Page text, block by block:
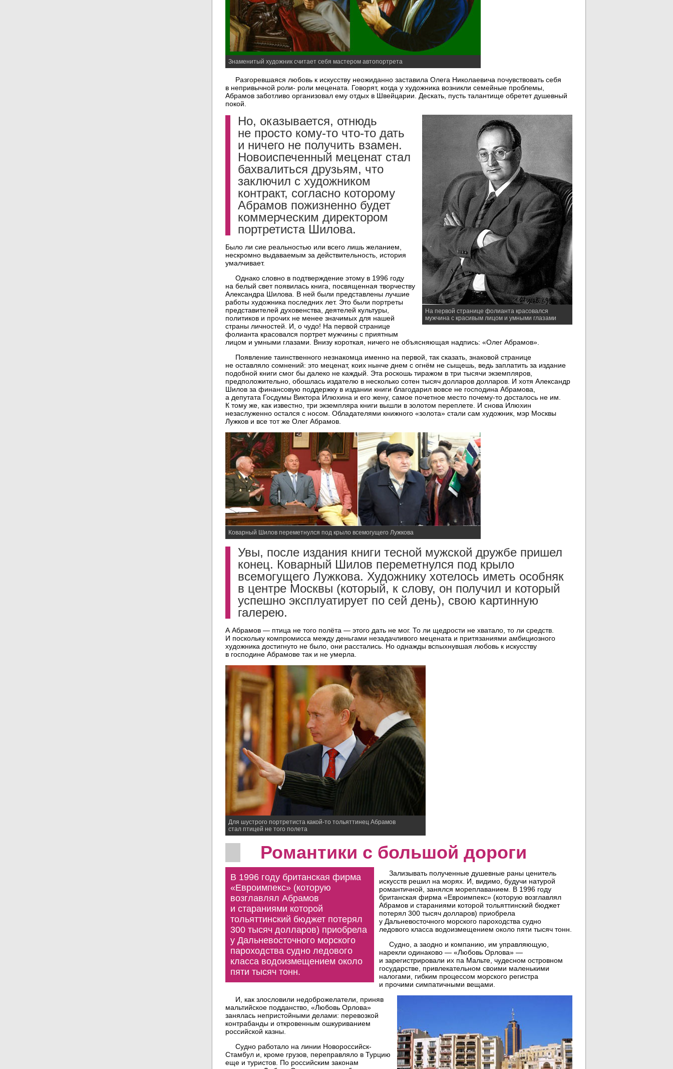
Знаменитый художник считает себя мастером автопортрета
Разгоревшаяся любовь к искусству неожиданно заставила Олега Николаевича почувствовать себя
в непривычной роли- роли мецената. Говорят, когда у художника возникли семейные проблемы,
Абрамов заботливо организовал ему отдых в Швейцарии. Дескать, пусть талантище обретет душевный
покой.
На первой странице фолианта красовался
мужчина с красивым лицом и умными глазами
Но, оказывается, отнюдь
не просто кому-то что-то дать
и ничего не получить взамен.
Новоиспеченный меценат стал
бахвалиться друзьям, что
заключил с художником
контракт, согласно которому
Абрамов пожизненно будет
коммерческим директором
портретиста Шилова.
Было ли сие реальностью или всего лишь желанием,
нескромно выдаваемым за действительность, история
умалчивает.
Однако словно в подтверждение этому в 1996 году
на белый свет появилась книга, посвященная творчеству
Александра Шилова. В ней были представлены лучшие
работы художника последних лет. Это были портреты
представителей духовенства, деятелей культуры,
политиков и прочих не менее значимых для нашей
страны личностей. И, о чудо! На первой странице
фолианта красовался портрет мужчины с приятным
лицом и умными глазами. Внизу короткая, ничего не объясняющая надпись: «Олег Абрамов».
Появление таинственного незнакомца именно на первой, так сказать, знаковой странице
не оставляло сомнений: это меценат, коих нынче днем с огнём не сыщешь, ведь заплатить за издание
подобной книги смог бы далеко не каждый. Эта роскошь тиражом в три тысячи экземпляров,
предположительно, обошлась издателю в несколько сотен тысяч долларов долларов. И хотя Александр
Шилов за финансовую поддержку в издании книги благодарил вовсе не господина Абрамова,
а депутата Госдумы Виктора Илюхина и его жену, самое почетное место почему-то досталось не им.
К тому же, как известно, три экземпляра книги вышли в золотом переплете. И снова Илюхин
незаслуженно остался с носом. Обладателями книжного «золота» стали сам художник, мэр Москвы
Лужков и все тот же Олег Абрамов.
Коварный Шилов переметнулся под крыло всемогущего Лужкова
Увы, после издания книги тесной мужской дружбе пришел
конец. Коварный Шилов переметнулся под крыло
всемогущего Лужкова. Художнику хотелось иметь особняк
в центре Москвы (который, к слову, он получил и который
успешно эксплуатирует по сей день), свою картинную
галерею.
А Абрамов — птица не того полёта — этого дать не мог. То ли щедрости не хватало, то ли средств.
И поскольку компромисса между деньгами незадачливого мецената и притязаниями амбициозного
художника достигнуто не было, они расстались. Но однажды вспыхнувшая любовь к искусству
в господине Абрамове так и не умерла.
Для шустрого портретиста какой-то тольяттинец Абрамов
стал птицей не того полета
Романтики с большой дороги
В 1996 году британская фирма
«Евроимпекс» (которую
возглавлял Абрамов
и стараниями которой
тольяттинский бюджет потерял
300 тысяч долларов) приобрела
у Дальневосточного морского
пароходства судно ледового
класса водоизмещением около
пяти тысяч тонн.
Зализывать полученные душевные раны ценитель
искусств решил на морях. И, видимо, будучи натурой
романтичной, занялся мореплаванием. В 1996 году
британская фирма «Евроимпекс» (которую возглавлял
Абрамов и стараниями которой тольяттинский бюджет
потерял 300 тысяч долларов) приобрела
у Дальневосточного морского пароходства судно
ледового класса водоизмещением около пяти тысяч тонн.
Судно, а заодно и компанию, им управляющую,
нарекли одинаково — «Любовь Орлова» —
и зарегистрировали их па Мальте, чудесном островном
государстве, привлекательном своими маленькими
налогами, гибким процессом морского регистра
и прочими симпатичными вещами.
И, как злословили недоброжелатели, приняв
мальтийское подданство, «Любовь Орлова»
занялась непристойными делами: перевозкой
контрабанды и откровенным ошкуриванием
российской казны.
Судно работало на линии Новороссийск-
Стамбул и, кроме грузов, переправляло в Турцию
еще и туристов. По российским законам